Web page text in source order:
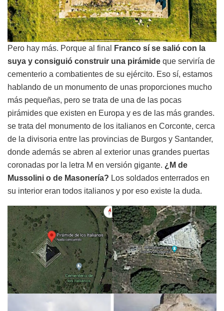
Pero hay más. Porque al final
Franco sí se salió con la
suya y consiguió construir una pirámide que serviría de
cementerio a combatientes de su ejército. Eso sí, estamos
hablando de un monumento de unas proporciones mucho
más pequeñas, pero se trata de una de las pocas
pirámides que existen en Europa y es de las más grandes.
se trata del monumento de los italianos en Corconte, cerca
de la divisoria entre las provincias de Burgos y Santander,
donde además se abren al exterior unas grandes puertas
coronadas por la letra M en versión gigante. ¿M de
Mussolini o de Masonería? Los soldados enterrados en
su interior eran todos italianos y por eso existe la duda.